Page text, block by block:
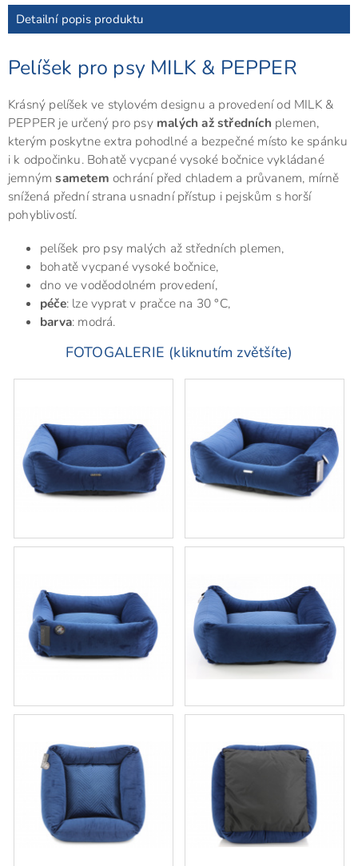
Detailní popis produktu
Pelíšek pro psy MILK & PEPPER
Krásný pelíšek ve stylovém designu a provedení od MILK &
PEPPER je určený pro psymalých až středních plemen,
kterým poskytne extra pohodlné a bezpečné místo ke spánku
i k odpočinku. Bohatě vycpané vysoké bočnice vykládané
jemnýmsametem ochrání před chladem a průvanem, mírně
snížená přední strana usnadní přístup i pejskům s horší
pohyblivostí.
pelíšek pro psy malých až středních plemen,
bohatě vycpané vysoké bočnice,
dno ve voděodolném provedení,
péče: lze vyprat v pračce na 30 °C,
barva: modrá.
FOTOGALERIE (kliknutím zvětšíte)